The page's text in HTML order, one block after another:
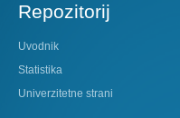
Repozitorij
Uvodnik
Statistika
Univerzitetne strani